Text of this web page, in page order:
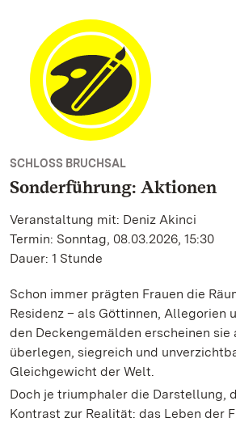
SCHLOSS BRUCHSAL
Sonderführung: Aktionen
Veranstaltung mit: Deniz Akinci
Termin: Sonntag, 08.03.2026, 15:30
Dauer: 1 Stunde
Schon immer prägten Frauen die
Residenz – als Göttinnen, Allegorien
den Deckengemälden erscheinen sie
überlegen, siegreich und
Gleichgewicht der Welt.
Doch je triumphaler die Darstellung,
Kontrast zur Realität: das Leben der